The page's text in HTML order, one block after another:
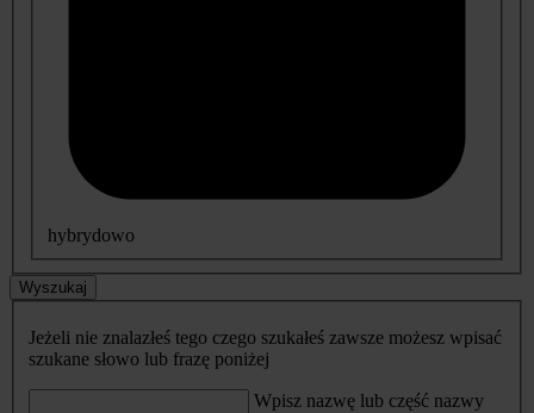
hybrydowo
Wyszukaj
Jeżeli nie znalazłeś tego czego szukałeś zawsze możesz wpisać
szukane słowo lub frazę poniżej
Wpisz nazwę lub część nazwy